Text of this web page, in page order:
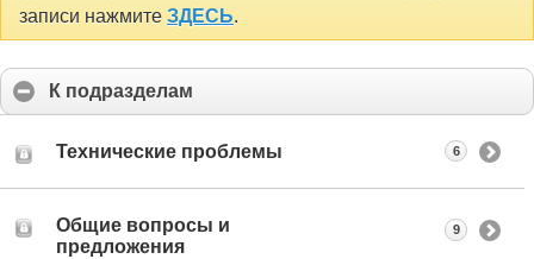
записи нажмите ЗДЕСЬ.
К подразделам
Технические проблемы 6
Общие вопросы и
предложения
9